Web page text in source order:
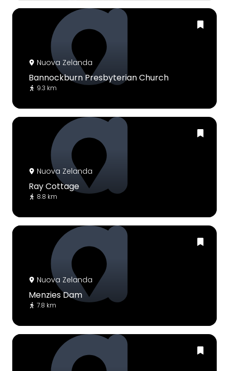
Nuova Zelanda
Bannockburn Presbyterian Church
9.3 km
Nuova Zelanda
Ray Cottage
8.8 km
Nuova Zelanda
Menzies Dam
7.8 km